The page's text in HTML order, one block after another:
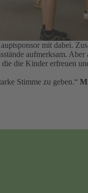
mit dabei.
aufmerksam. Aber
die Kinder erfreuen
Stimme zu geben.“